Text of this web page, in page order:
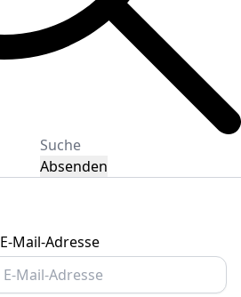
Absenden
E-Mail-Adresse